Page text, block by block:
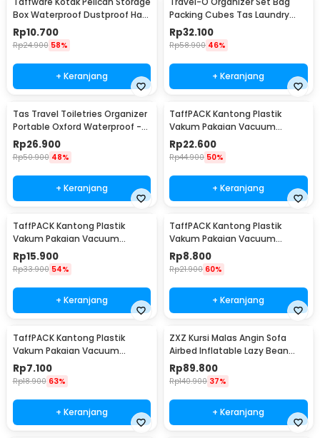
Box Waterproof Dustproof Hard
Case ABS L - G10/J020
Rp10.700
Rp24.900 58%
+ Keranjang
Packing Cubes Tas Laundry
Multi Size 6 PCS - BIB-610
Rp32.100
Rp58.900 46%
+ Keranjang
Tas Travel Toiletries Organizer
Portable Oxford Waterproof -
F119
Rp26.900
Rp50.900 48%
+ Keranjang
TaffPACK Kantong Plastik
Vakum Pakaian Vacuum
Compression Bag 1 PCS L -
SN024
Rp22.600
Rp44.900 50%
+ Keranjang
TaffPACK Kantong Plastik
Vakum Pakaian Vacuum
Compression Bag 1 PCS
80x110cm - YK-1000
Rp15.900
Rp33.900 54%
+ Keranjang
TaffPACK Kantong Plastik
Vakum Pakaian Vacuum
Compression Bag 1 PCS
60x80cm - YK-1000
Rp8.800
Rp21.900 60%
+ Keranjang
TaffPACK Kantong Plastik
Vakum Pakaian Vacuum
Compression Bag 1 PCS
50x70cm - YK-1000
Rp7.100
Rp18.900 63%
+ Keranjang
ZXZ Kursi Malas Angin Sofa
Airbed Inflatable Lazy Bean
Bag 230x70cm - LZ081
Rp89.800
Rp140.900 37%
+ Keranjang